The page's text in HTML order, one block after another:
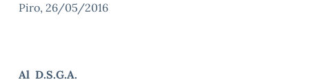
Piro, 26/05/2016
Al D.S.G.A.